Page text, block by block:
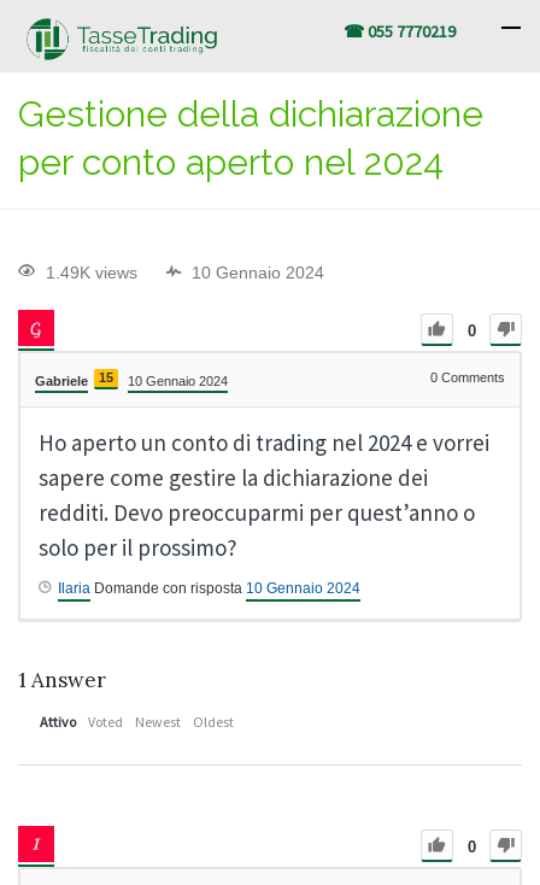
☎ 055 7770219
Gestione della dichiarazione
per conto aperto nel 2024
1.49K views 10 Gennaio 2024
0
Gabriele 15 10 Gennaio 2024 0 Comments
Ho aperto un conto di trading nel 2024 e vorrei
sapere come gestire la dichiarazione dei
redditi. Devo preoccuparmi per quest’anno o
solo per il prossimo?
Ilaria Domande con risposta 10 Gennaio 2024
1 Answer
Attivo Voted Newest Oldest
0